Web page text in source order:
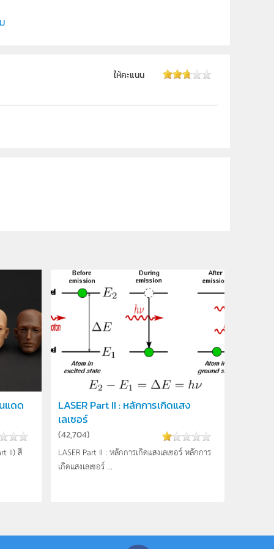
ให้คะแนน
แดด
II) สี
LASER Part II : หลักการเกิดแสง
เลเซอร์
(42,704)
LASER Part II : หลักการเกิดแสงเลเซอร์ หลักการ
เกิดแสงเลเซอร์ ...